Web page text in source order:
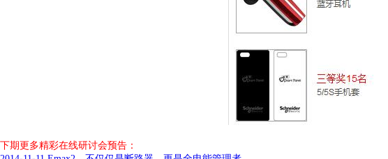
下期更多精彩在线研讨会预告：